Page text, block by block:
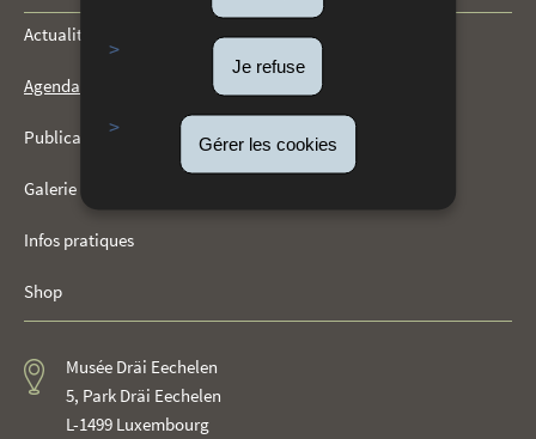
Je refuse
Gérer les cookies
Actualités
Agenda
Publications
Galerie multimédia
Infos pratiques
Shop
Musée Dräi Eechelen
5, Park Dräi Eechelen
L-1499 Luxembourg